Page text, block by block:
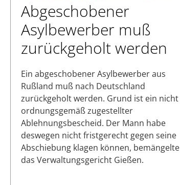
Abgeschobener
Asylbewerber muß
zurückgeholt werden
Ein abgeschobener Asylbewerber aus
Rußland muß nach Deutschland
zurückgeholt werden. Grund ist ein nicht
ordnungsgemäß zugestellter
Ablehnungsbescheid. Der Mann habe
deswegen nicht fristgerecht gegen seine
Abschiebung klagen können, bemängelte
das Verwaltungsgericht Gießen.